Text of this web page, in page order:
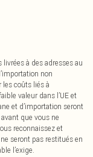
à des adresses au
non
les coûts liés à
valeur dans l’UE et
et d’importation seront
que vous ne
reconnaissez et
seront pas restitués en
l’exige.